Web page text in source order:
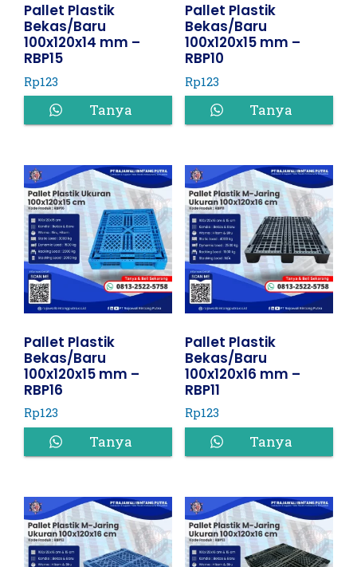
Pallet Plastik
Bekas/Baru
100x120x14 mm –
RBP15
Rp123
Tanya
Pallet Plastik
Bekas/Baru
100x120x15 mm –
RBP10
Rp123
Tanya
Pallet Plastik
Bekas/Baru
100x120x15 mm –
RBP16
Rp123
Tanya
Pallet Plastik
Bekas/Baru
100x120x16 mm –
RBP11
Rp123
Tanya